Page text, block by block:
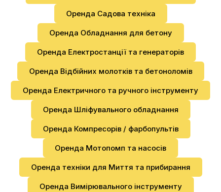
Оренда Садова техніка
Оренда Обладнання для бетону
Оренда Електростанції та генераторів
Оренда Відбійних молотків та бетоноломів
Оренда Електричного та ручного інструменту
Оренда Шліфувального обладнання
Оренда Компресорів / фарбопультів
Оренда Мотопомп та насосів
Оренда техніки для Миття та прибирання
Оренда Вимірювального інструменту